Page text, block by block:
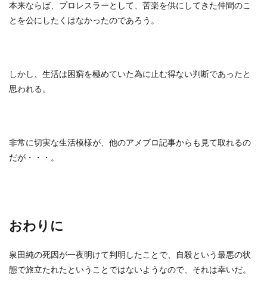
本来ならば、プロレスラーとして、苦楽を供にしてきた仲間のこ
とを公にしたくはなかったのであろう。
しかし、生活は困窮を極めていた為に止む得ない判断であったと
思われる。
非常に切実な生活模様が、他のアメブロ記事からも見て取れるの
だが・・・。
おわりに
泉田純の死因が一夜明けて判明したことで、自殺という最悪の状
態で旅立たれたということではないようなので、それは幸いだ。